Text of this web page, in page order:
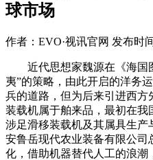
球市场
作者：EVO·视讯官网 发布时
近代思想家魏源在《海国
夷”的策略，由此开启的洋务
兵的道路，但为后来引进西
装载机属于舶来品，最初在
涉足滑移装载机及其属具生
安鲁岳现代农业装备有限公
化，借助机器替代人工的浪